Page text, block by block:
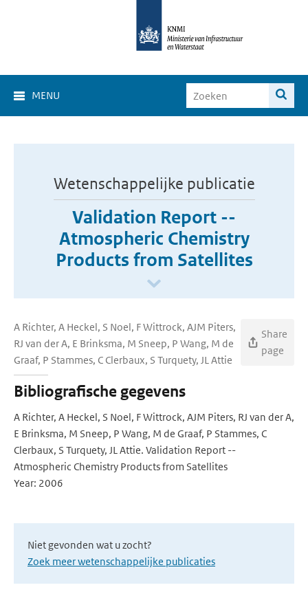
MENU
Wetenschappelijke publicatie
Validation Report --
Atmospheric Chemistry
Products from Satellites
A Richter, A Heckel, S Noel, F Wittrock, AJM Piters,
RJ van der A, E Brinksma, M Sneep, P Wang, M de
Graaf, P Stammes, C Clerbaux, S Turquety, JL Attie
Share
page
Bibliografische gegevens
A Richter, A Heckel, S Noel, F Wittrock, AJM Piters, RJ van der A,
E Brinksma, M Sneep, P Wang, M de Graaf, P Stammes, C
Clerbaux, S Turquety, JL Attie. Validation Report --
Atmospheric Chemistry Products from Satellites
Year: 2006
Niet gevonden wat u zocht?
Zoek meer wetenschappelijke publicaties